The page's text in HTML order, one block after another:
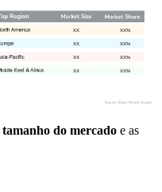
XX%
XX
XX%
XX
XX%
XX
XX%
XX
tamanho do mercado e as